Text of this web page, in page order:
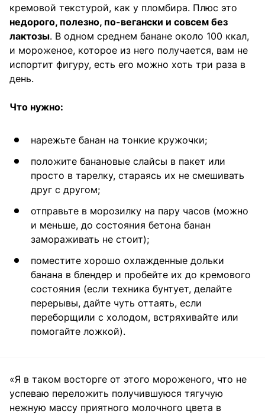
кремовой текстурой, как у пломбира. Плюс это
недорого, полезно, по-вегански и совсем без
лактозы. В одном среднем банане около 100 ккал,
и мороженое, которое из него получается, вам не
испортит фигуру, есть его можно хоть три раза в
день.
Что нужно:
нарежьте банан на тонкие кружочки;
положите банановые слайсы в пакет или
просто в тарелку, стараясь их не смешивать
друг с другом;
отправьте в морозилку на пару часов (можно
и меньше, до состояния бетона банан
замораживать не стоит);
поместите хорошо охлажденные дольки
банана в блендер и пробейте их до кремового
состояния (если техника бунтует, делайте
перерывы, дайте чуть оттаять, если
переборщили с холодом, встряхивайте или
помогайте ложкой).
«Я в таком восторге от этого мороженого, что не
успеваю переложить получившуюся тягучую
нежную массу приятного молочного цвета в